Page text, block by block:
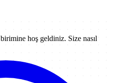
birimine hoş geldiniz. Size nasıl